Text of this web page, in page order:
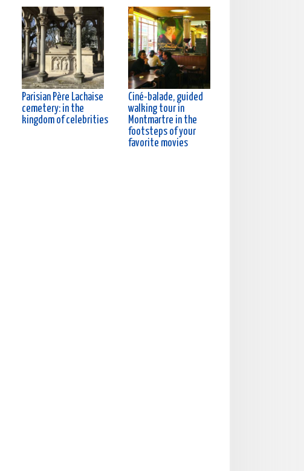
Parisian Père Lachaise
cemetery: in the
kingdom of celebrities
Ciné-balade, guided
walking tour in
Montmartre in the
footsteps of your
favorite movies